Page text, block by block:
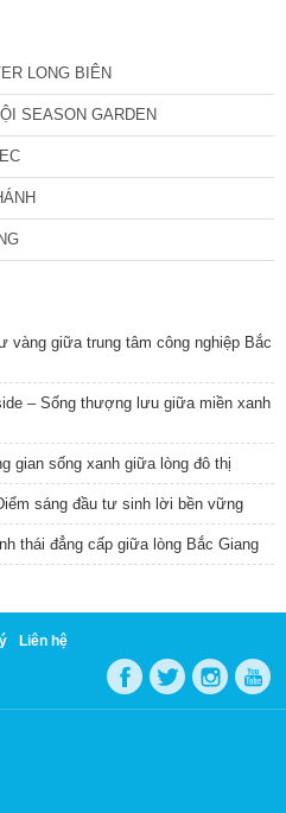
LONG BIÊN
SEASON GARDEN
vàng giữa trung tâm công nghiệp Bắc
– Sống thượng lưu giữa miền xanh
gian sống xanh giữa lòng đô thị
sáng đầu tư sinh lời bền vững
thái đẳng cấp giữa lòng Bắc Giang
Liên hệ